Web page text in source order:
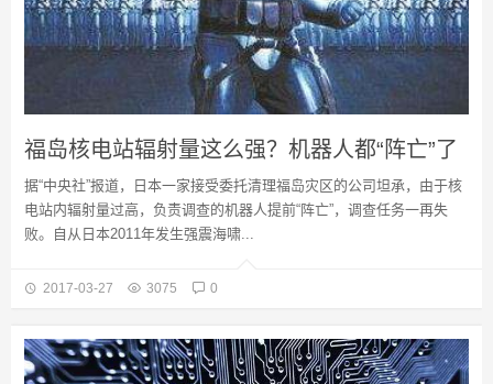
福岛核电站辐射量这么强？机器人都“阵亡”了
据“中央社”报道，日本一家接受委托清理福岛灾区的公司坦承，由于核
电站内辐射量过高，负责调查的机器人提前“阵亡”，调查任务一再失
败。自从日本2011年发生强震海啸...
2017-03-27 3075 0